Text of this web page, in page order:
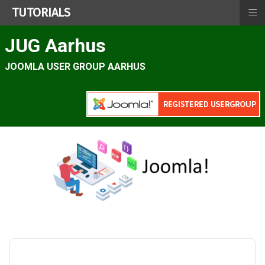
JUG Aarhus
JOOMLA USER GROUP AARHUS
TUTORIALS ≡